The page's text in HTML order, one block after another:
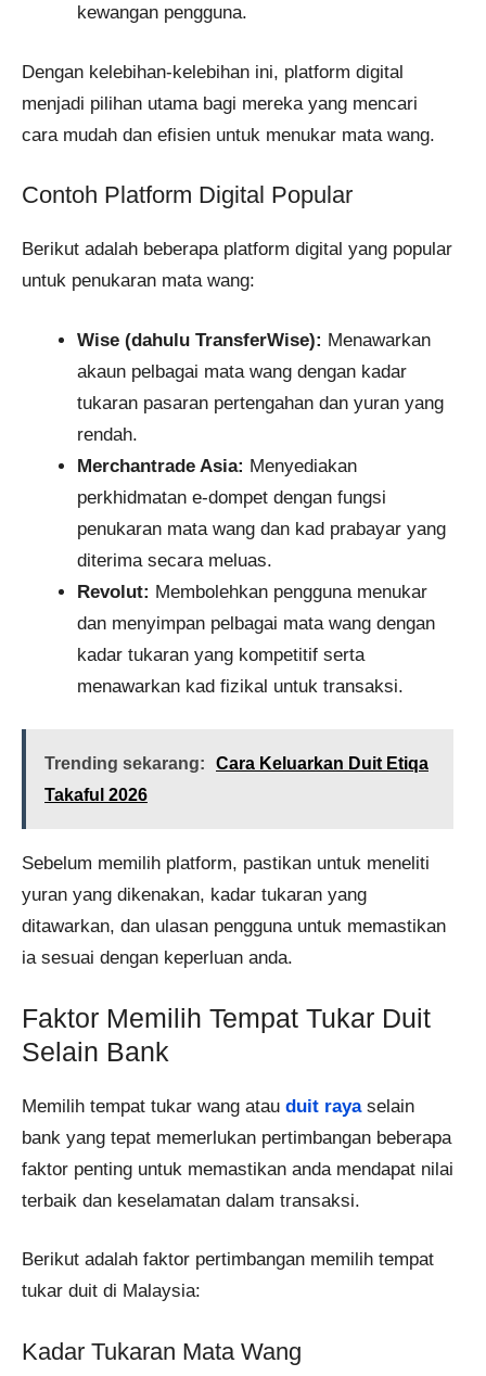
kewangan pengguna.
Dengan kelebihan-kelebihan ini, platform digital
menjadi pilihan utama bagi mereka yang mencari
cara mudah dan efisien untuk menukar mata wang.
Contoh Platform Digital Popular
Berikut adalah beberapa platform digital yang popular
untuk penukaran mata wang:
Wise (dahulu TransferWise): Menawarkan
akaun pelbagai mata wang dengan kadar
tukaran pasaran pertengahan dan yuran yang
rendah.
Merchantrade Asia: Menyediakan
perkhidmatan e-dompet dengan fungsi
penukaran mata wang dan kad prabayar yang
diterima secara meluas.
Revolut: Membolehkan pengguna menukar
dan menyimpan pelbagai mata wang dengan
kadar tukaran yang kompetitif serta
menawarkan kad fizikal untuk transaksi.
Trending sekarang:
Cara Keluarkan Duit Etiqa
Takaful 2026
Sebelum memilih platform, pastikan untuk meneliti
yuran yang dikenakan, kadar tukaran yang
ditawarkan, dan ulasan pengguna untuk memastikan
ia sesuai dengan keperluan anda.
Faktor Memilih Tempat Tukar Duit
Selain Bank
Memilih tempat tukar wang atau duit rayaselain
bank yang tepat memerlukan pertimbangan beberapa
faktor penting untuk memastikan anda mendapat nilai
terbaik dan keselamatan dalam transaksi.
Berikut adalah faktor pertimbangan memilih tempat
tukar duit di Malaysia:
Kadar Tukaran Mata Wang